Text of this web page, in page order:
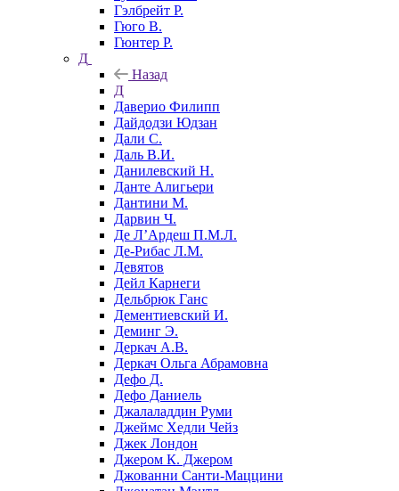
Гэлбрейт Р.
Гюго В.
Гюнтер Р.
Д
Назад
Д
Даверио Филипп
Дайдодзи Юдзан
Дали С.
Даль В.И.
Данилевский Н.
Данте Алигьери
Дантини М.
Дарвин Ч.
Де Л’Ардеш П.М.Л.
Де-Рибас Л.М.
Девятов
Дейл Карнеги
Дельбрюк Ганс
Дементиевский И.
Деминг Э.
Деркач А.В.
Деркач Ольга Абрамовна
Дефо Д.
Дефо Даниель
Джалаладдин Руми
Джеймс Хедли Чейз
Джек Лондон
Джером К. Джером
Джованни Санти-Маццини